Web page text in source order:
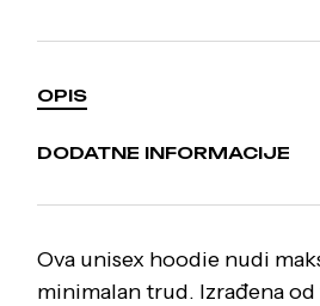
OPIS
DODATNE INFORMACIJE
Ova unisex hoodie nudi
minimalan trud. Izrađena